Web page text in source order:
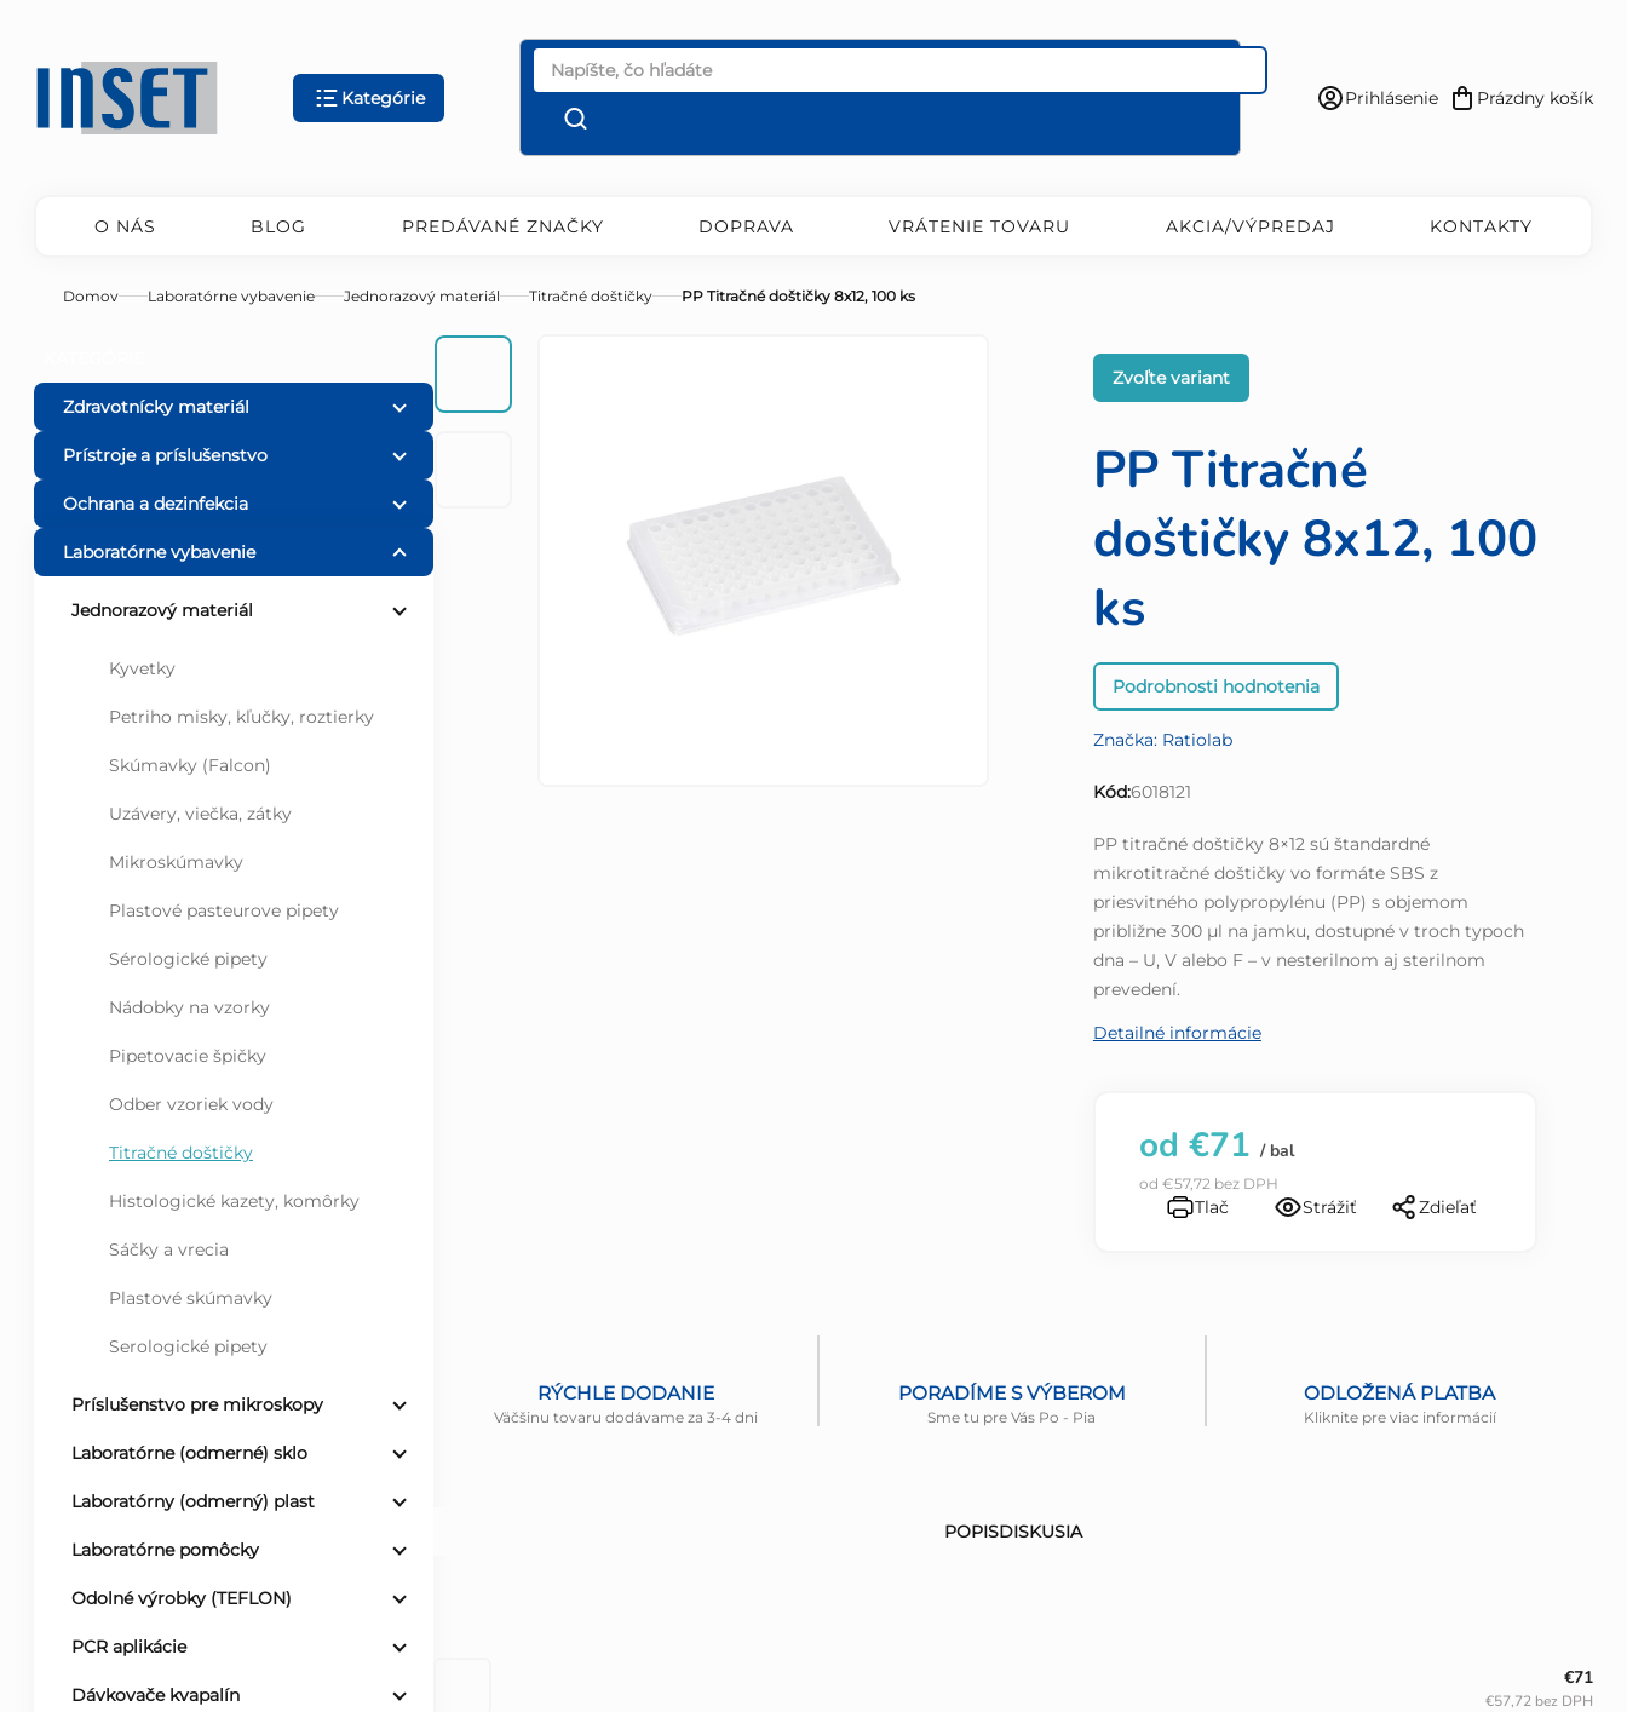
obsah
Kategórie
Prihlásenie
Nákupný
Prázdny košík
O NÁS BLOG PREDÁVANÉ ZNAČKY DOPRAVA VRÁTENIE TOVARU AKCIA/VÝPREDAJ KONTAKTY
Domov Laboratórne vybavenie Jednorazový materiál Titračné doštičky PP Titračné doštičky 8x12, 100 ks
o
č
n
Zdravotnícky materiál
Prístroje a príslušenstvo
Ochrana a dezinfekcia
Laboratórne vybavenie
Jednorazový materiál
Kyvetky
Petriho misky, kľučky, roztierky
Skúmavky (Falcon)
Uzávery, viečka, zátky
Mikroskúmavky
Plastové pasteurove pipety
Sérologické pipety
Nádobky na vzorky
Pipetovacie špičky
Odber vzoriek vody
Titračné doštičky
Histologické kazety, komôrky
Sáčky a vrecia
Plastové skúmavky
Serologické pipety
Príslušenstvo pre mikroskopy
Laboratórne (odmerné) sklo
Laboratórny (odmerný) plast
Laboratórne pomôcky
Odolné výrobky (TEFLON)
PCR aplikácie
Dávkovače kvapalín
PP Titračné
doštičky 8x12, 100
ks
Priemerné
hodnotenie
je
0,0
5
hviezdičiek.
Podrobnosti hodnotenia
Značka: Ratiolab
Kód:6018121
Zvoľte variant
PP titračné doštičky 8×12 sú štandardné
mikrotitračné doštičky vo formáte SBS z
priesvitného polypropylénu (PP) s objemom
približne 300 µl na jamku, dostupné v troch typoch
dna – U, V alebo F – v nesterilnom aj sterilnom
prevedení.
Detailné informácie
od €71 / bal
od €57,72bez DPH
Tlač Strážiť Zdieľať
RÝCHLE DODANIE
Väčšinu tovaru dodávame za 3-4 dni
PORADÍME S VÝBEROM
Sme tu pre Vás Po - Pia
ODLOŽENÁ PLATBA
Kliknite pre viac informácií
POPISDISKUSIA
€71
€57,72 bez DPH